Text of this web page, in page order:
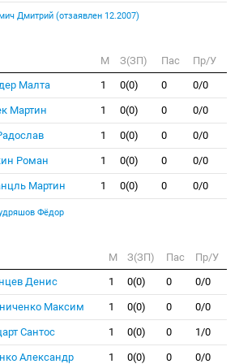
Дмитрий (отзаявлен 12.2007)
M З(ЗП) Пас
Пр/У
Малта 1 0(0) 0 0/0
Мартин 1 0(0) 0 0/0
1 0(0) 0 0/0
Роман 1 0(0) 0 0/0
Мартин 1 0(0) 0 0/0
Фёдор
M З(ЗП) Пас
Пр/У
Денис 1 0(0) 0 0/0
Максим 1 0(0) 0 0/0
Сантос 1 0(0) 0 1/0
Александр 1 0(0) 0 0/0